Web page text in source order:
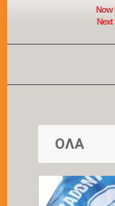
Now
Next
ΟΛΑ